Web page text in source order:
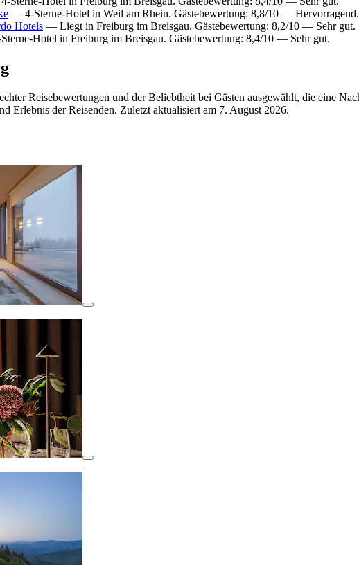
— 4-Sterne-Hotel in Weil am Rhein. Gästebewertung: 8,8/10 — Hervorragend.
Hotels — Liegt in Freiburg im Breisgau. Gästebewertung: 8,2/10 — Sehr gut.
Hotel in Freiburg im Breisgau. Gästebewertung: 8,4/10 — Sehr gut.
Reisebewertungen und der Beliebtheit bei Gästen ausgewählt, die eine
Erlebnis der Reisenden. Zuletzt aktualisiert am 7. August 2026.